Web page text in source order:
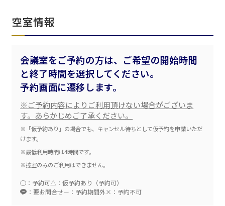
空室情報
会議室をご予約の方は、ご希望の開始時間
と終了時間を選択してください。
予約画面に遷移します。
※ご予約内容によりご利用頂けない場合がございま
す。あらかじめご了承ください。
※「仮予約あり」の場合でも、キャンセル待ちとして仮予約を申請いただ
けます。
※最低利用時間は4時間です。
※控室のみのご利用はできません。
○：予約可△：仮予約あり（予約可）
：要お問合せー：予約期間外×：予約不可
ベルサール虎ノ門
泉ガーデンギャラリー
ベルサール六本木グランドコンファレンスセンター
汐留・御成門・芝公園エリア
ベルサール御成門タワー
ベルサール汐留
ベルサール東京汐留コンファレンスセンター
ベルサール三田ガーデン
有明・羽田エリア
東京ガーデンシアター
ベルサール有明コンファレンスセンター
ベルサール羽田空港
日付／開始・終了時間から選ぶ
時間単位で選ぶ
人数／レイアウト※複数選択可能